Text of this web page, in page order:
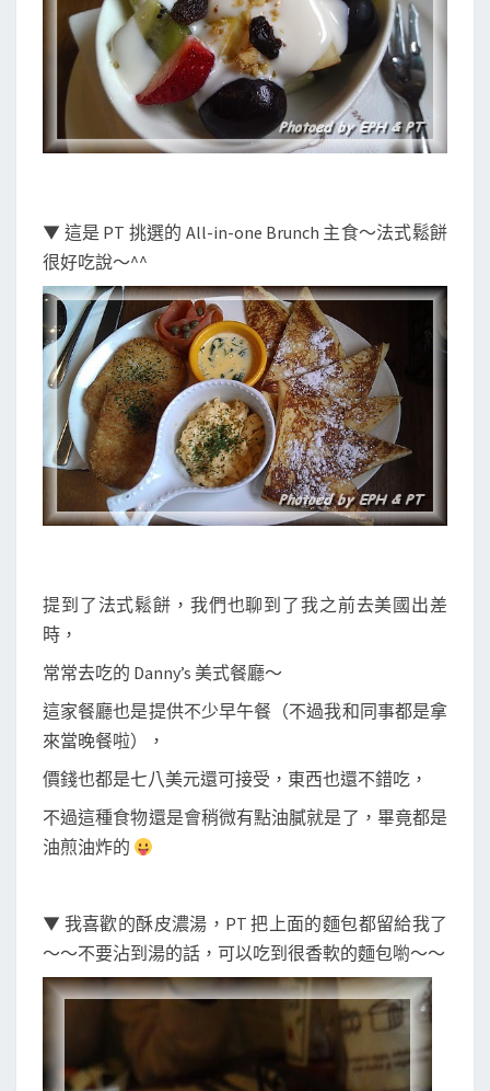
▼ 這是 PT 挑選的 All-in-one Brunch 主食～法式鬆餅
很好吃說～^^
提到了法式鬆餅，我們也聊到了我之前去美國出差
時，
常常去吃的 Danny’s 美式餐廳～
這家餐廳也是提供不少早午餐（不過我和同事都是拿
來當晚餐啦），
價錢也都是七八美元還可接受，東西也還不錯吃，
不過這種食物還是會稍微有點油膩就是了，畢竟都是
油煎油炸的
▼ 我喜歡的酥皮濃湯，PT 把上面的麵包都留給我了
～～不要沾到湯的話，可以吃到很香軟的麵包喲～～